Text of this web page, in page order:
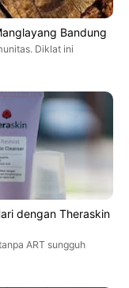
Bandung
Diklat ini
dengan Theraskin
ART sungguh